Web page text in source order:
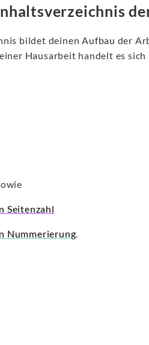
bildet deinen Aufbau der
Hausarbeit handelt es
Seitenzahl
Nummerierung